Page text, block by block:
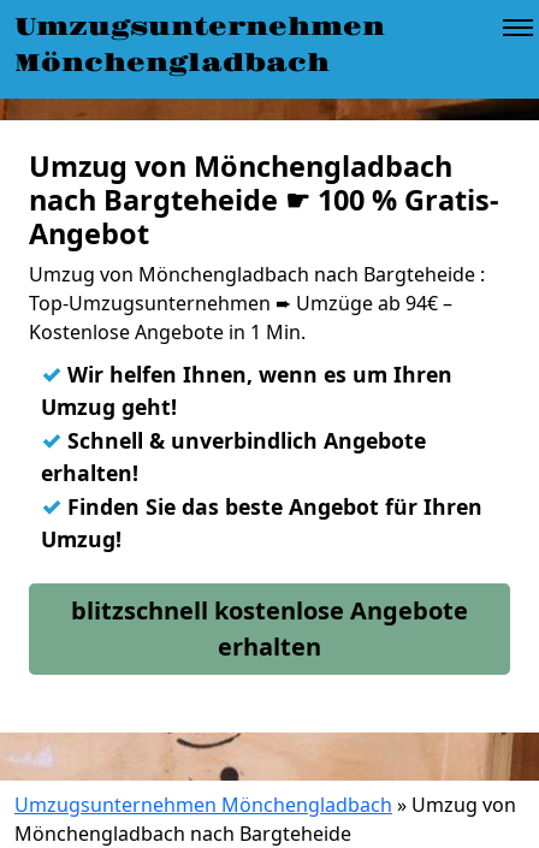
Umzugsunternehmen
Mönchengladbach
Umzug von Mönchengladbach
nach Bargteheide ☛ 100 % Gratis-
Angebot
Umzug von Mönchengladbach nach Bargteheide :
Top-Umzugsunternehmen ➨ Umzüge ab 94€ –
Kostenlose Angebote in 1 Min.
✓ Wir helfen Ihnen, wenn es um Ihren
Umzug geht!
✓ Schnell & unverbindlich Angebote
erhalten!
✓ Finden Sie das beste Angebot für Ihren
Umzug!
blitzschnell kostenlose Angebote
erhalten
Umzugsunternehmen Mönchengladbach » Umzug von
Mönchengladbach nach Bargteheide